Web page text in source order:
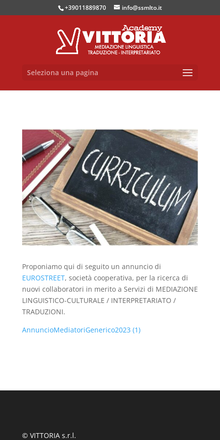
+39011889870 info@ssmlto.it
Seleziona una pagina
Proponiamo qui di seguito un annuncio di
EUROSTREET, società cooperativa, per la ricerca di
nuovi collaboratori in merito a Servizi di MEDIAZIONE
LINGUISTICO-CULTURALE / INTERPRETARIATO /
TRADUZIONI.
AnnuncioMediatoriGenerico2023 (1)
© VITTORIA s.r.l.